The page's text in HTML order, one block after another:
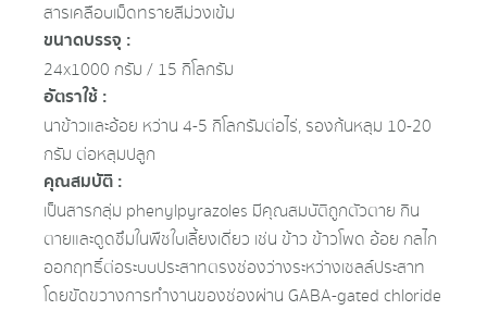
สารเคลือบเม็ดทรายสีม่วงเข้ม
ขนาดบรรจุ :
24x1000 กรัม / 15 กิโลกรัม
อัตราใช้ :
นาข้าวและอ้อย หว่าน 4-5 กิโลกรัมต่อไร่, รองก้นหลุม 10-20
กรัม ต่อหลุมปลูก
คุณสมบัติ :
เป็นสารกลุ่ม phenylpyrazoles มีคุณสมบัติถูกตัวตาย กิน
ตายและดูดซึมในพืชใบเลี้ยงเดี่ยว เช่น ข้าว ข้าวโพด อ้อย กลไก
ออกฤทธิ์ต่อระบบประสาทตรงช่องว่างระหว่างเซลล์ประสาท
โดยขัดขวางการทำงานของช่องผ่าน GABA-gated chloride